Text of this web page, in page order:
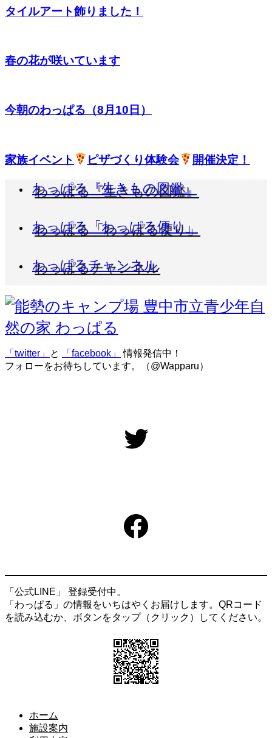
タイルアート飾りました！
春の花が咲いています
今朝のわっぱる（8月10日）
家族イベント ピザづくり体験会 開催決定！
わっぱる『生きもの図鑑』
わっぱる「わっぱる便り」
わっぱるチャンネル
「twitter」 と 「facebook」
情報発信中！
フォローをお待ちしています。（@Wapparu）
Twitter
Facebook
「公式LINE」 登録受付中。
「わっぱる」の情報をいちはやくお届けします。QRコード
を読み込むか、ボタンをタップ（クリック）してください。
ホーム
施設案内